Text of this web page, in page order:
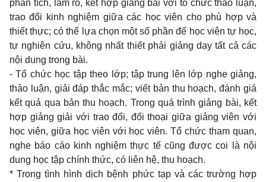
phân tích, làm rõ, kết hợp giảng bài với tổ chức thảo luận,
trao đổi kinh nghiệm giữa các học viên cho phù hợp và
thiết thực; có thể lựa chọn một số phần để học viên tự học,
tự nghiên cứu, không nhất thiết phải giảng dạy tất cả các
nội dung trong bài.
- Tổ chức học tập theo lớp; tập trung lên lớp nghe giảng,
thảo luận, giải đáp thắc mắc; viết bản thu hoạch, đánh giá
kết quả qua bản thu hoạch. Trong quá trình giảng bài, kết
hợp giảng giải với trao đổi, đối thoại giữa giảng viên với
học viên, giữa học viên với học viên. Tổ chức tham quan,
nghe báo cáo kinh nghiệm thực tế cũng được coi là nội
dung học tập chính thức, có liên hệ, thu hoạch.
* Trong tình hình dịch bệnh phức tạp và các trường hợp